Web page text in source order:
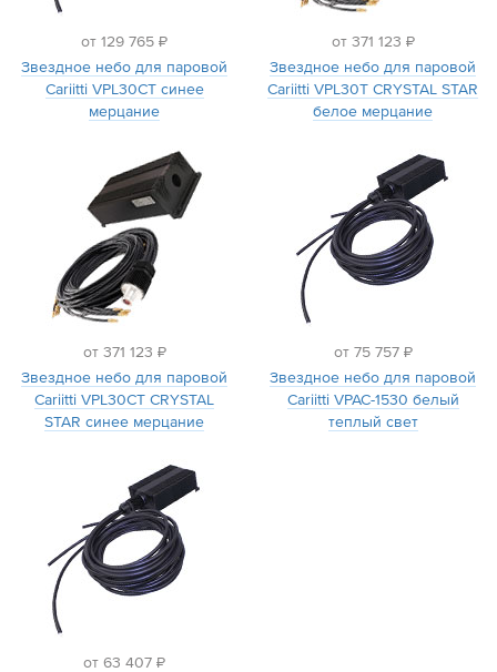
от 129 765 ₽
Звездное небо для паровой
Cariitti VPL30CT синее
мерцание
от 371 123 ₽
Звездное небо для паровой
Cariitti VPL30T CRYSTAL STAR
белое мерцание
от 371 123 ₽
Звездное небо для паровой
Cariitti VPL30СT CRYSTAL
STAR синее мерцание
от 75 757 ₽
Звездное небо для паровой
Cariitti VPAC-1530 белый
теплый свет
от 63 407 ₽